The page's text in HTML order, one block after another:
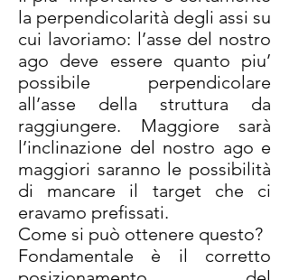
la perpendicolarità degli assi su
cui lavoriamo: l’asse del nostro
ago deve essere quanto piu’
possibile perpendicolare
all’asse della struttura da
raggiungere. Maggiore sarà
l’inclinazione del nostro ago e
maggiori saranno le possibilità
di mancare il target che ci
eravamo prefissati.
Come si può ottenere questo?
Fondamentale è il corretto